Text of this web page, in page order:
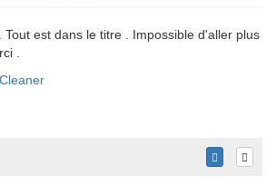
Tout est dans le titre . Impossible d'aller plus
.